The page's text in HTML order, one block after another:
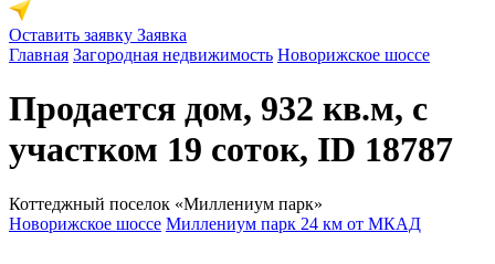
Оставить заявку Заявка
Главная Загородная недвижимость Новорижское шоссе
Продается дом, 932 кв.м, с
участком 19 соток, ID 18787
Коттеджный поселок «Миллениум парк»
Новорижское шоссе Миллениум парк 24 км от МКАД